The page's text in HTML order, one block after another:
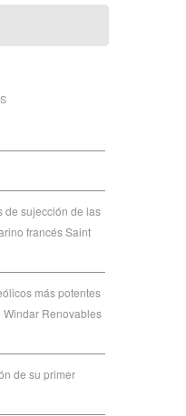
de sujección de las
francés Saint
más potentes
Renovables
de su primer